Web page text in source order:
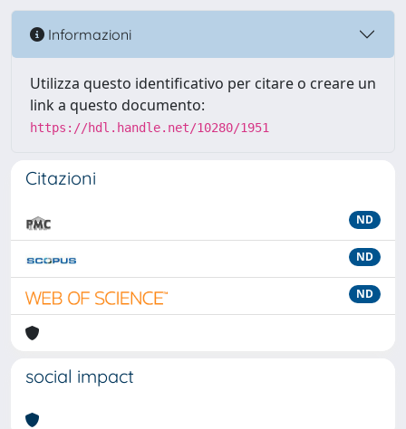
Informazioni
Utilizza questo identificativo per citare o creare un
link a questo documento:
https://hdl.handle.net/10280/1951
Citazioni
ND
ND
ND
social impact